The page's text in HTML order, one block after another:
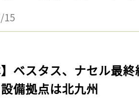
15
】ベスタス、ナセル最
備拠点は北九州
をお気に入りに